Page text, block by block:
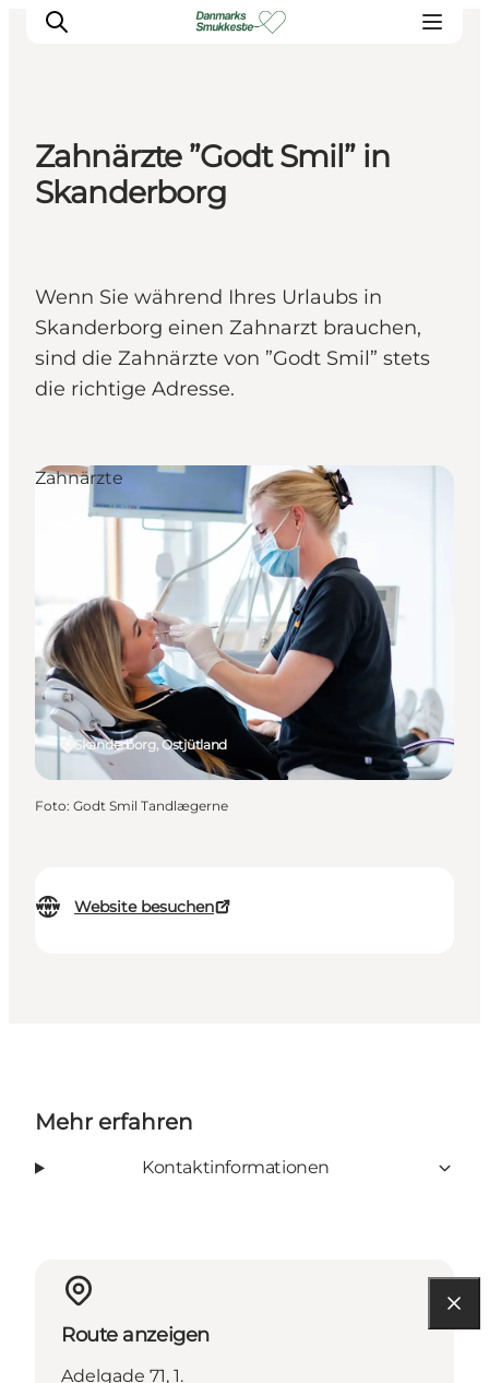
Erleben Sie die Natur
Entdecken Sie die Städte
Zahnärzte ”Godt Smil” in
Skanderborg
Wenn Sie während Ihres Urlaubs in
Skanderborg einen Zahnarzt brauchen,
sind die Zahnärzte von ”Godt Smil” stets
die richtige Adresse.
Website besuchen
Skanderborg, Ostjütland
Zahnärzte
Foto: Godt Smil Tandlægerne
Mehr erfahren
Kontaktinformationen
Route anzeigen
Adelgade 71, 1.